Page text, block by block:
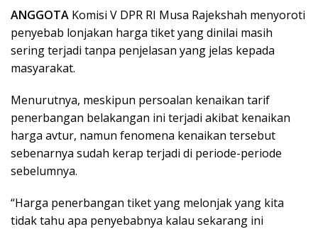
ANGGOTA Komisi V DPR RI Musa Rajekshah menyoroti
penyebab lonjakan harga tiket yang dinilai masih
sering terjadi tanpa penjelasan yang jelas kepada
masyarakat.
Menurutnya, meskipun persoalan kenaikan tarif
penerbangan belakangan ini terjadi akibat kenaikan
harga avtur, namun fenomena kenaikan tersebut
sebenarnya sudah kerap terjadi di periode-periode
sebelumnya.
“Harga penerbangan tiket yang melonjak yang kita
tidak tahu apa penyebabnya kalau sekarang ini